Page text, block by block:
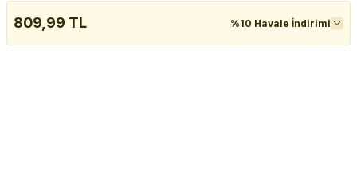
809,99 TL %10 Havale İndirimi